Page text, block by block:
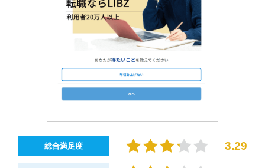
総合満足度 3.29